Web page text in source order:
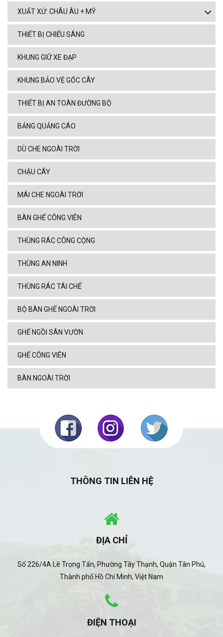
XUẤT XỨ: CHÂU ÂU + MỸ
THIẾT BỊ CHIẾU SÁNG
KHUNG GIỮ XE ĐẠP
KHUNG BẢO VỆ GỐC CÂY
THIẾT BỊ AN TOÀN ĐƯỜNG BỘ
BẢNG QUẢNG CÁO
DÙ CHE NGOÀI TRỜI
CHẬU CÂY
MÁI CHE NGOÀI TRỜI
BÀN GHẾ CÔNG VIÊN
THÙNG RÁC CÔNG CỘNG
THÙNG AN NINH
THÙNG RÁC TÁI CHẾ
BỘ BÀN GHẾ NGOÀI TRỜI
GHẾ NGỒI SÂN VƯỜN
GHẾ CÔNG VIÊN
BÀN NGOÀI TRỜI
THÔNG TIN LIÊN HỆ
ĐỊA CHỈ
Số 226/4A Lê Trọng Tấn, Phường Tây Thạnh, Quận Tân Phú,
Thành phố Hồ Chí Minh, Việt Nam
ĐIỆN THOẠI